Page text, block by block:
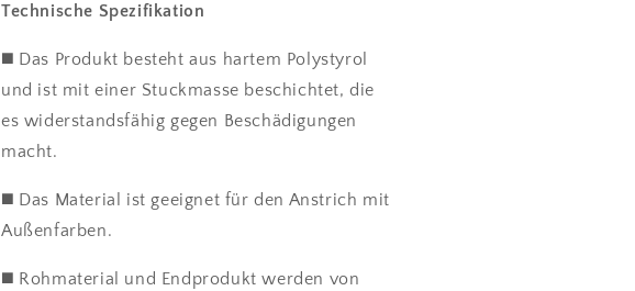
Technische Spezifikation
◼️ Das Produkt besteht aus hartem Polystyrol
und ist mit einer Stuckmasse beschichtet, die
es widerstandsfähig gegen Beschädigungen
macht.
◼️ Das Material ist geeignet für den Anstrich mit
Außenfarben.
◼️ Rohmaterial und Endprodukt werden von